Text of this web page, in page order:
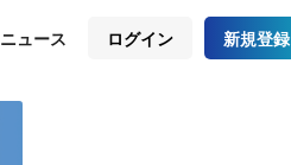
ニュース ログイン 新規登録